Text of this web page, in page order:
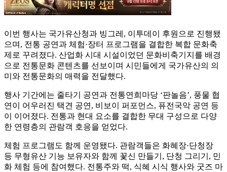
이번 행사는 국가유산청과 빙그레, 이투데이 후원으로 진행됐
으며, 전통 공연과 체험·장터 프로그램을 결합한 복합 문화축
제로 꾸려졌다. 산업화 시대 시설이었던 문화비축기지를 배경
으로 전통문화 콘텐츠를 선보이며 시민들에게 국가유산의 의
미와 전통문화의 매력을 전달했다.
행사 기간에는 줄타기 공연과 전통연희마당 ‘판놀음’, 풍물 협
연이 어우러진 택견 공연, 비보이 퍼포먼스, 퓨전국악 공연 등
이 이어졌다. 전통과 현대 요소를 결합한 무대 구성으로 다양
한 연령층의 관람객 호응을 얻었다.
체험 프로그램도 함께 운영됐다. 관람객들은 화혜장·단청장
등 무형유산 기능 보유자와 함께 꽃신 만들기, 단청 그리기, 민
화 체험 등에 참여했다. 전통주와 떡, 식혜 시식 행사와 굿즈 마